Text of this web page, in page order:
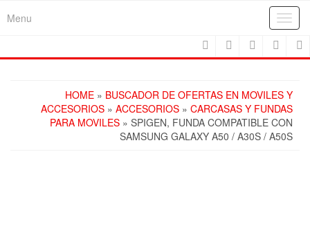
Menu
HOME » BUSCADOR DE OFERTAS EN MOVILES Y
ACCESORIOS » ACCESORIOS » CARCASAS Y FUNDAS
PARA MOVILES » SPIGEN, FUNDA COMPATIBLE CON
SAMSUNG GALAXY A50 / A30S / A50S